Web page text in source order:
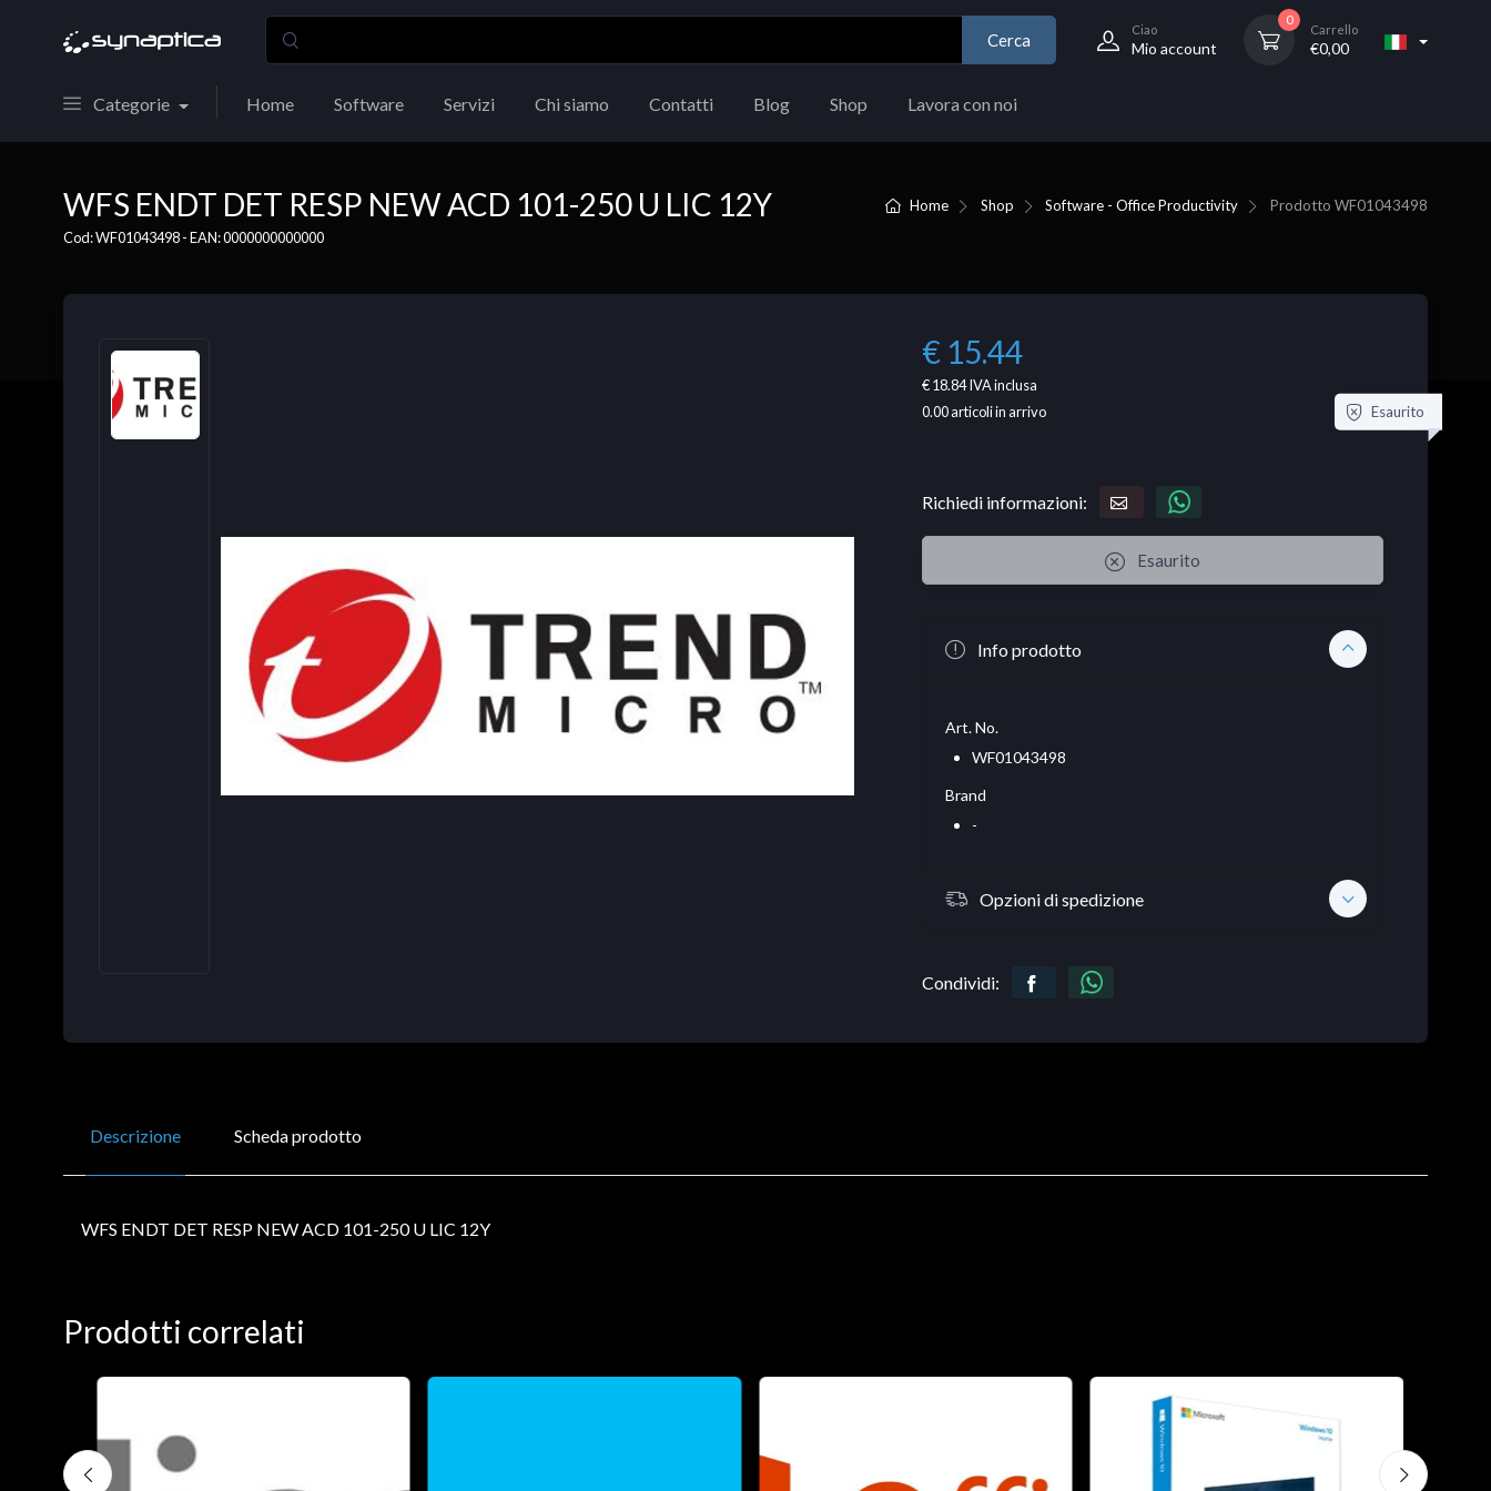
Cerca
Ciao
Mio account
0
Carrello
€0,00
Categorie Home Software Servizi Chi siamo Contatti Blog Shop Lavora con noi
Home Shop Software - Office Productivity Prodotto WF01043498
WFS ENDT DET RESP NEW ACD 101-250 U LIC 12Y
Cod: WF01043498 - EAN: 0000000000000
€ 15.44
€ 18.84IVA inclusa
0.00articoli in arrivo Esaurito
Richiedi informazioni:
Esaurito
Info prodotto
Art. No.
WF01043498
Brand
-
Opzioni di spedizione
Condividi:
Descrizione Scheda prodotto
WFS ENDT DET RESP NEW ACD 101-250 U LIC 12Y
Prodotti correlati